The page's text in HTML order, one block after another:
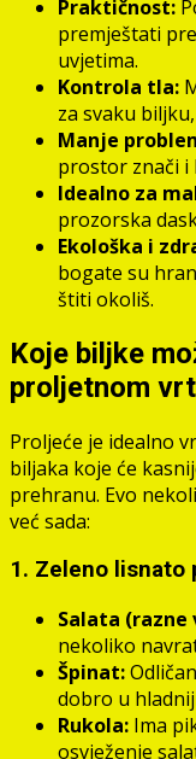
Praktičnost:
premještati
uvjetima.
Kontrola tla:
za svaku
Manje
prostor znači i
Idealno za
prozorska
Ekološka i
bogate su
štiti okoliš.
Koje biljke
proljetnom
Proljeće je idealno
biljaka koje će
prehranu. Evo
već sada:
1. Zeleno lisnato
Salata (razne
nekoliko
Špinat:
dobro u
Rukola: Ima
osvježenje